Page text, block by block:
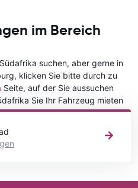
im Bereich
suchen, aber gerne in
klicken Sie bitte durch zu
Seite, auf der Sie aussuchen
Sie Ihr Fahrzeug mieten